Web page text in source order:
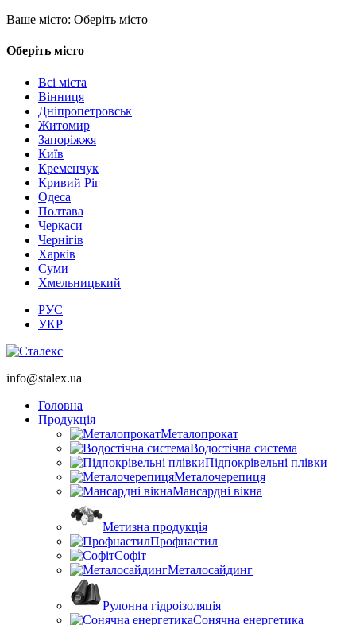
Ваше місто: Оберіть місто
Оберіть місто
Всі міста
Вінниця
Дніпропетровськ
Житомир
Запоріжжя
Київ
Кременчук
Кривий Ріг
Одеса
Полтава
Черкаси
Чернігів
Харків
Суми
Хмельницький
РУС
УКР
info@stalex.ua
Головна
Продукція
Металопрокат
Водостічна система
Підпокрівельні плівки
Металочерепиця
Мансардні вікна
Метизна продукція
Профнастил
Софіт
Металосайдинг
Рулонна гідроізоляція
Сонячна енергетика